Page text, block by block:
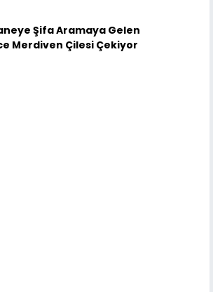
Şifa Aramaya Gelen
Merdiven Çilesi Çekiyor